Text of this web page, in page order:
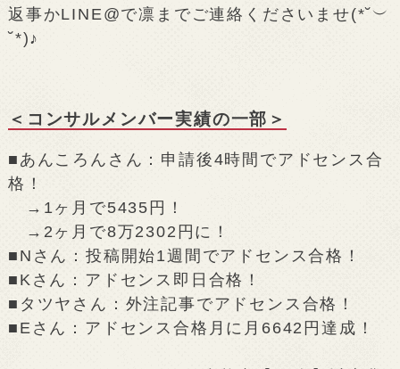
返事かLINE@で凛までご連絡くださいませ(*˘︶
˘*)♪
＜コンサルメンバー実績の一部＞
■あんころんさん：申請後4時間でアドセンス合
格！
→1ヶ月で5435円！
→2ヶ月で8万2302円に！
■Nさん：投稿開始1週間でアドセンス合格！
■Kさん：アドセンス即日合格！
■タツヤさん：外注記事でアドセンス合格！
■Eさん：アドセンス合格月に月6642円達成！